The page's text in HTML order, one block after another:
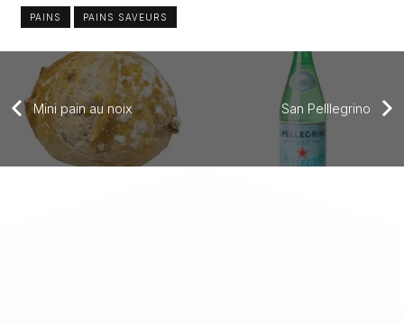
PAINS PAINS SAVEURS
Mini pain au noix San Pelllegrino